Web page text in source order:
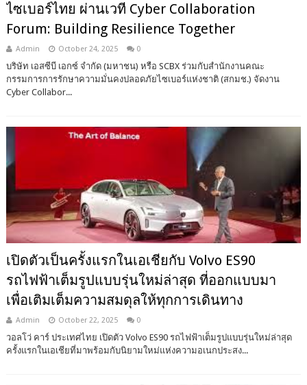
ไซเบอร์ไทย ผ่านเวที Cyber Collaboration
Forum: Building Resilience Together
Admin October 24, 2025 0
บริษัท เอสซีบี เอกซ์ จำกัด (มหาชน) หรือ SCBX ร่วมกับสำนักงานคณะ
กรรมการการรักษาความมั่นคงปลอดภัยไซเบอร์แห่งชาติ (สกมช.) จัดงาน
Cyber Collabor...
เปิดตัวเป็นครั้งแรกในเอเชียกับ Volvo ES90
รถไฟฟ้าเต็มรูปแบบรุ่นใหม่ล่าสุด ที่ออกแบบมา
เพื่อเติมเต็มความสมดุลให้ทุกการเดินทาง
Admin October 22, 2025 0
วอลโว่ คาร์ ประเทศไทย เปิดตัว Volvo ES90 รถไฟฟ้าเต็มรูปแบบรุ่นใหม่ล่าสุด
ครั้งแรกในเอเชียที่มาพร้อมกับนิยามใหม่แห่งความอเนกประสง...